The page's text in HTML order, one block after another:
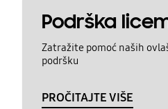
Podrška
Zatražite pomoć naših
podršku
PROČITAJTE VIŠE